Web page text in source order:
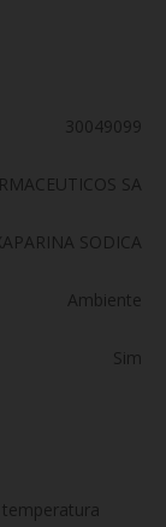
30049099
SA
SODICA
Ambiente
Sim